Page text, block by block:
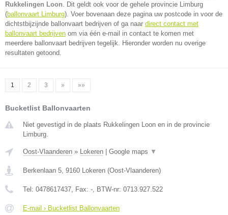
Rukkelingen Loon. Dit geldt ook voor de gehele provincie Limburg
(ballonvaart Limburg). Voer bovenaan deze pagina uw postcode in voor de
dichtstbijzijnde ballonvaart bedrijven of ga naar direct contact met
ballonvaart bedrijven om via één e-mail in contact te komen met
meerdere ballonvaart bedrijven tegelijk. Hieronder worden nu overige
resultaten getoond.
1 2 3 » »»
Bucketlist Ballonvaarten
Niet gevestigd in de plaats Rukkelingen Loon en in de provincie
Limburg.
Oost-Vlaanderen » Lokeren Google maps ▼
Berkenlaan 5, 9160 Lokeren (Oost-Vlaanderen)
Tel: 0478617437, Fax: -, BTW-nr: 0713.927.522
E-mail › Bucketlist Ballonvaarten